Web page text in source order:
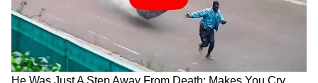
अगले साल नंदिल अपनी लॉ डिग्री पूरी करेंगे, लेकिन
Ironman Vietnam के बाद अब उनकी पहचान सिर्फ
एक मुख्यमंत्री के बेटे की नहीं, बल्कि एक ऐसे युवा
एथलीट की बन चुकी है जिसने जिद, अनुशासन और